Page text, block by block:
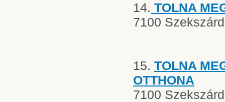
14. TOLNA
7100
15. TOLNA
OTTHONA
7100